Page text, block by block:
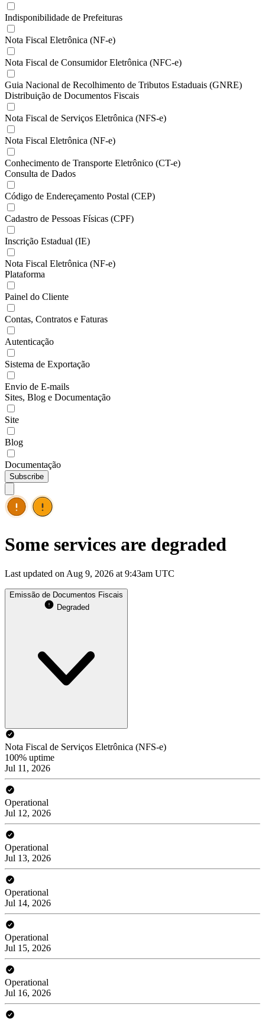
Indisponibilidade de Prefeituras
Nota Fiscal Eletrônica (NF-e)
Nota Fiscal de Consumidor Eletrônica (NFC-e)
Guia Nacional de Recolhimento de Tributos Estaduais (GNRE)
Distribuição de Documentos Fiscais
Nota Fiscal de Serviços Eletrônica (NFS-e)
Nota Fiscal Eletrônica (NF-e)
Conhecimento de Transporte Eletrônico (CT-e)
Consulta de Dados
Código de Endereçamento Postal (CEP)
Cadastro de Pessoas Físicas (CPF)
Inscrição Estadual (IE)
Nota Fiscal Eletrônica (NF-e)
Plataforma
Painel do Cliente
Contas, Contratos e Faturas
Autenticação
Sistema de Exportação
Envio de E-mails
Sites, Blog e Documentação
Site
Blog
Documentação
Subscribe
Some services are degraded
Last updated on Aug 9, 2026 at 9:43am UTC
Emissão de Documentos Fiscais
Degraded
Nota Fiscal de Serviços Eletrônica (NFS-e)
100% uptime
Jul 11, 2026
Operational
Jul 12, 2026
Operational
Jul 13, 2026
Operational
Jul 14, 2026
Operational
Jul 15, 2026
Operational
Jul 16, 2026